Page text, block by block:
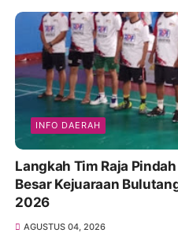
INFO DAERAH
Langkah Tim Raja
Besar Kejuaraan
2026
AGUSTUS 04, 2026